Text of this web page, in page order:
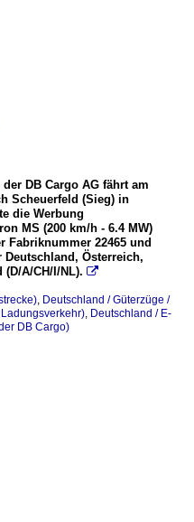
der DB Cargo AG fährt am
Scheuerfeld (Sieg) in
die Werbung
MS (200 km/h - 6.4 MW)
Fabriknummer 22465 und
Österreich,
A/CH/I/NL). 
, Deutschland / Güterzüge /
, Deutschland / E-
DB Cargo)